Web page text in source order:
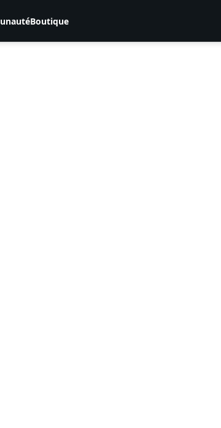
Boutique